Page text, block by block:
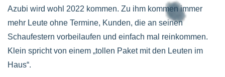
Azubi wird wohl 2022 kommen. Zu ihm kommen immer
mehr Leute ohne Termine, Kunden, die an seinen
Schaufestern vorbeilaufen und einfach mal reinkommen.
Klein spricht von einem „tollen Paket mit den Leuten im
Haus“.